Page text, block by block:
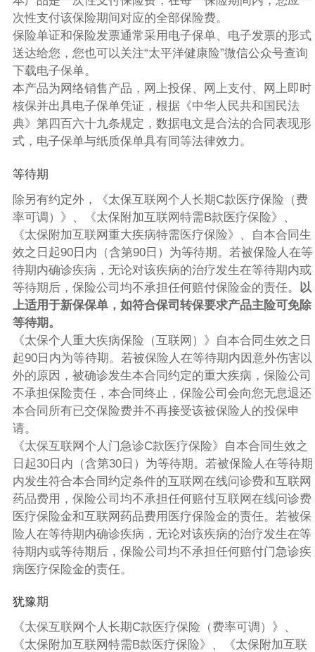
次性支付该保险期间对应的全部保险费。
保险单证和保险发票通常采用电子保单、电子发票的形式
送达给您，您也可以关注“太平洋健康险”微信公众号查询
下载电子保单。
本产品为网络销售产品，网上投保、网上支付、网上即时
核保并出具电子保单凭证，根据《中华人民共和国民法
典》第四百六十九条规定，数据电文是合法的合同表现形
式，电子保单与纸质保单具有同等法律效力。
等待期
除另有约定外，《太保互联网个人长期C款医疗保险（费
率可调）》、《太保附加互联网特需B款医疗保险》、
《太保附加互联网重大疾病特需医疗保险》、自本合同生
效之日起90日内（含第90日）为等待期。若被保险人在等
待期内确诊疾病，无论对该疾病的治疗发生在等待期内或
等待期后，保险公司均不承担任何赔付保险金的责任。
以
上适用于新保保单，如符合保司转保要求产品主险可免除
等待期。
《太保个人重大疾病保险（互联网）》自本合同生效之日
起90日内为等待期。若被保险人在等待期内因意外伤害以
外的原因，被确诊发生本合同约定的重大疾病，保险公司
不承担保险责任，本合同终止，保险公司会向您无息退还
本合同所有已交保险费并不再接受该被保险人的投保申
请。
《太保互联网个人门急诊C款医疗保险》自本合同生效之
日起30日内（含第30日）为等待期。若被保险人在等待期
内发生符合本合同约定条件的互联网在线问诊费和互联网
药品费用，保险公司均不承担任何赔付互联网在线问诊费
医疗保险金和互联网药品费用医疗保险金的责任。若被保
险人在等待期内确诊疾病，无论对该疾病的治疗发生在等
待期内或等待期后，保险公司均不承担任何赔付门急诊疾
病医疗保险金的责任。
犹豫期
《太保互联网个人长期C款医疗保险（费率可调）》、
《太保附加互联网特需B款医疗保险》、《太保附加互联